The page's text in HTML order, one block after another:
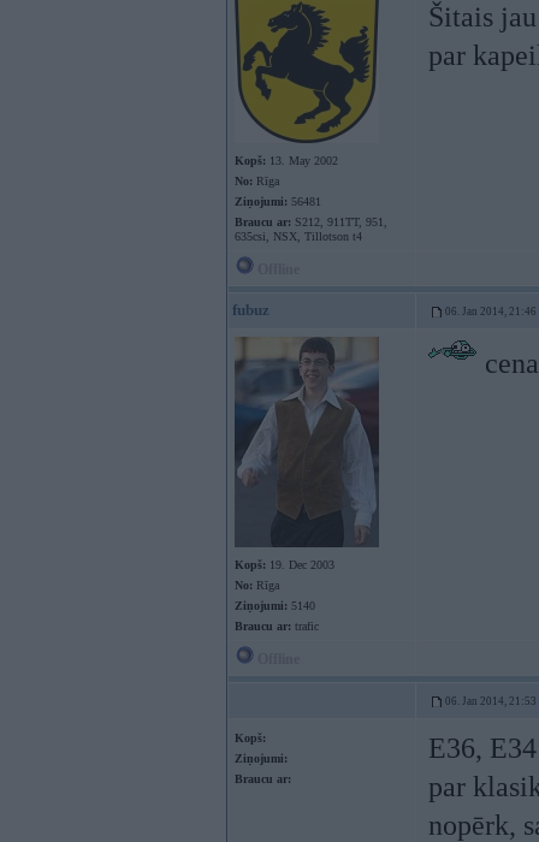
Kopš: 13. May 2002
No: Rīga
Ziņojumi: 56481
Braucu ar: S212, 911TT, 951,
635csi, NSX, Tillotson t4
Šitais
par
fubuz 06. Jan 2014, 21:46
Kopš: 19. Dec 2003
No: Rīga
Ziņojumi: 5140
Braucu ar: trafic
06. Jan 2014, 21:53
Kopš:
Ziņojumi:
Braucu ar:
E36,
par
nopērk,